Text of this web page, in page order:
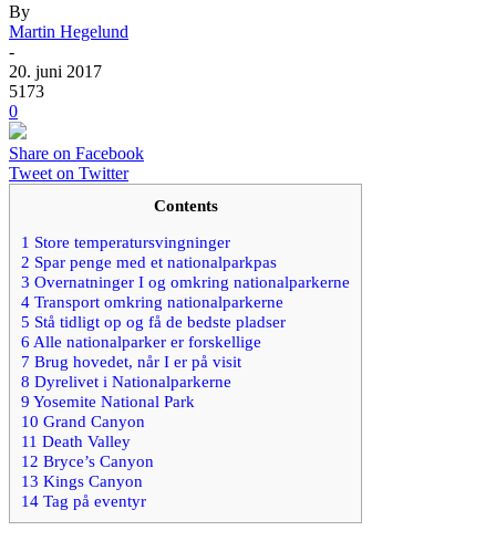
By
Martin Hegelund
-
20. juni 2017
5173
0
Share on Facebook
Tweet on Twitter
Contents
1 Store temperatursvingninger
2 Spar penge med et nationalparkpas
3 Overnatninger I og omkring nationalparkerne
4 Transport omkring nationalparkerne
5 Stå tidligt op og få de bedste pladser
6 Alle nationalparker er forskellige
7 Brug hovedet, når I er på visit
8 Dyrelivet i Nationalparkerne
9 Yosemite National Park
10 Grand Canyon
11 Death Valley
12 Bryce’s Canyon
13 Kings Canyon
14 Tag på eventyr